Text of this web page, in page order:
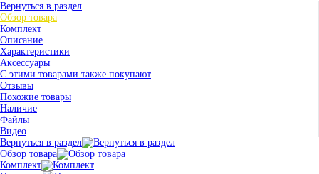
Вернуться в раздел
Обзор товара
Комплект
Описание
Характеристики
Аксессуары
С этими товарами также покупают
Отзывы
Похожие товары
Наличие
Файлы
Видео
Вернуться в раздел
Обзор товара
Комплект